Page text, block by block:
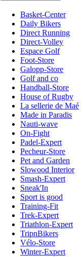
Basket-Center
Daily Bikers
Direct Running
Direct-Volley
Espace Golf
Foot-Store
Galopp-Store
Golf and co
Handball-Store
House of Rugby
La sellerie de Maé
Made in Paradis
Nauti-wave
On-Fight
Padel-Expert
Pecheur-Store
Pet and Garden
Slowood Interior
Smash-Expert
Sneak'In
Sport is good
Training-Fit
Trek-Expert
Triathlon-Expert
TripnBikers
Vélo-Store
Winter-Expert